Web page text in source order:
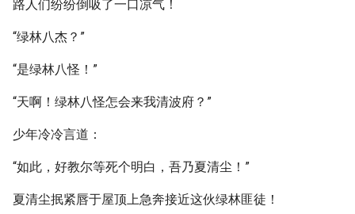
路人们纷纷倒吸了一口凉气！
“绿林八杰？”
“是绿林八怪！”
“天啊！绿林八怪怎会来我清波府？”
少年冷冷言道：
“如此，好教尔等死个明白，吾乃夏清尘！”
夏清尘抿紧唇于屋顶上急奔接近这伙绿林匪徒！